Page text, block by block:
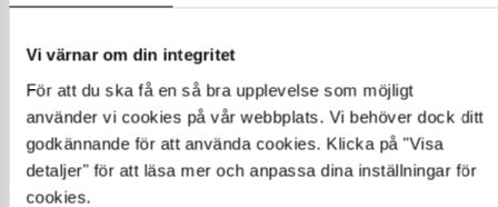
Vi värnar om din integritet
För att du ska få en så bra upplevelse som möjligt
använder vi cookies på vår webbplats. Vi behöver dock ditt
godkännande för att använda cookies. Klicka på "Visa
detaljer" för att läsa mer och anpassa dina inställningar för
cookies.